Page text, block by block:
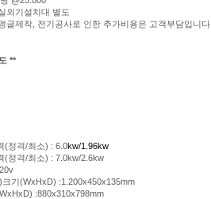
외기설치대 별도
글제작, 전기공사로 인한 추가비용은 고객부담입니다.
**
(정격/최소) : 6.0kw/1.96kw
(정격/최소) : 7.0kw/2.6kw
크기(WxHxD) :1.200x450x135mm
:880x310x798mm